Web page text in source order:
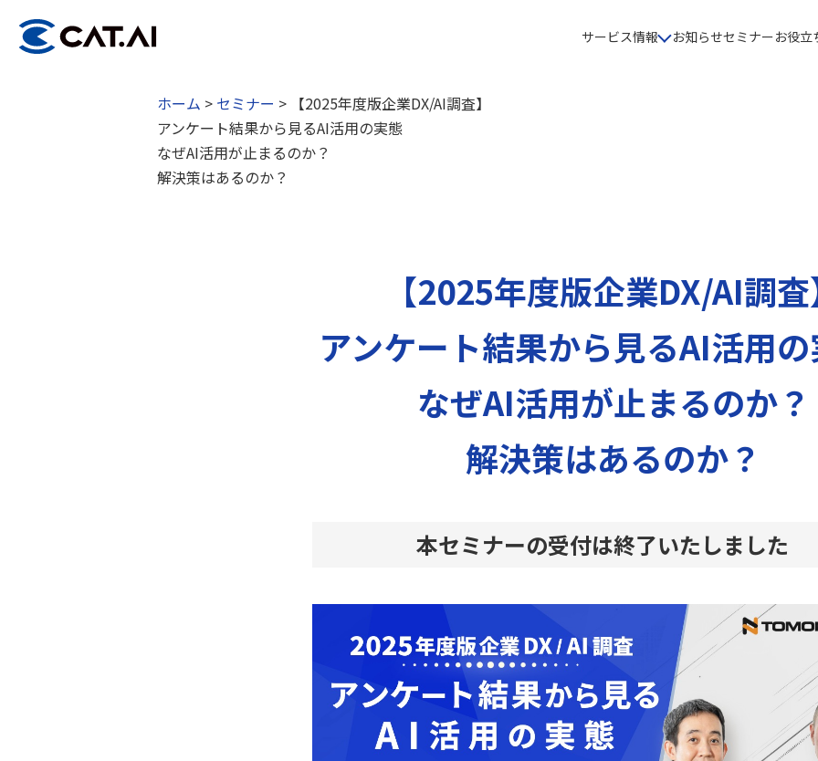
サービス情報 お知らせセミナーお役立
ホーム > セミナー > 【2025年度版企業DX/AI調査】
アンケート結果から見るAI活用の実態
なぜAI活用が止まるのか？
解決策はあるのか？
【2025年度版企業DX/AI調査
アンケート結果から見るAI活用
なぜAI活用が止まるのか？
解決策はあるのか？
本セミナーの受付は終了いたしました